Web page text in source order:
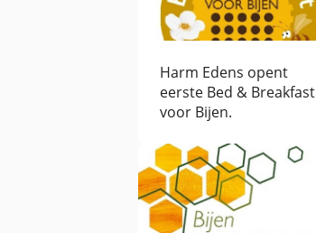
Harm Edens opent
eerste Bed & Breakfast
voor Bijen.